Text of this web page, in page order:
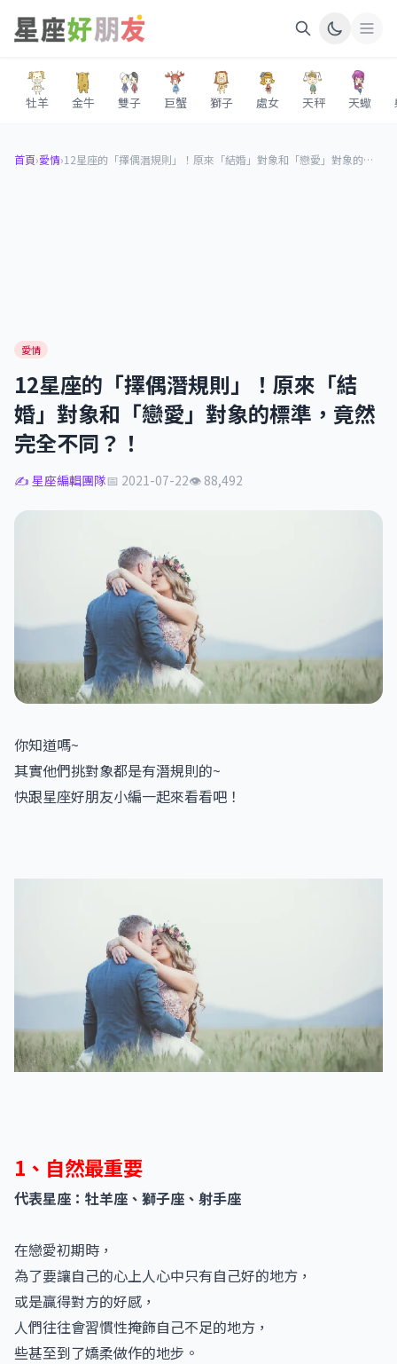
牡羊 金牛 雙子 巨蟹 獅子 處女 天秤 天蠍
首頁›愛情› 12星座的「擇偶潛規則」！原來「結婚」對象和「戀愛」對象的標準，竟然完全不同？！
愛情
12星座的「擇偶潛規則」！原來「結
婚」對象和「戀愛」對象的標準，竟然
完全不同？！
✍️ 星座編輯團隊📅 2021-07-22👁 88,492
你知道嗎~
其實他們挑對象都是有潛規則的~
快跟星座好朋友小編一起來看看吧！
1、自然最重要
代表星座：牡羊座、獅子座、射手座
在戀愛初期時，
為了要讓自己的心上人心中只有自己好的地方，
或是贏得對方的好感，
人們往往會習慣性掩飾自己不足的地方，
些甚至到了嬌柔做作的地步。